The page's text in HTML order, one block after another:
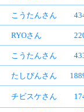
こうたんさん
RYOさん
こうたんさん
たしぴんさん
チビスケさん